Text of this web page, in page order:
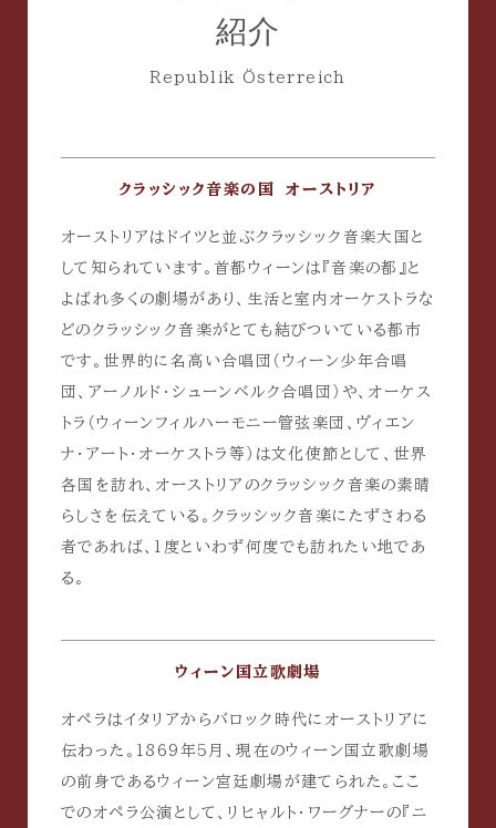
紹介
Republik Österreich
クラッシック音楽の国 オーストリア
オーストリアはドイツと並ぶクラッシック音楽大国と
して知られています。首都ウィーンは『音楽の都』と
よばれ多くの劇場があり、生活と室内オーケストラな
どのクラッシック音楽がとても結びついている都市
です。世界的に名高い合唱団（ウィーン少年合唱
団、アーノルド・シューンベルク合唱団）や、オーケス
トラ（ウィーンフィルハーモニー管弦楽団、ヴィエン
ナ・アート・オーケストラ等）は文化使節として、世界
各国を訪れ、オーストリアのクラッシック音楽の素晴
らしさを伝えている。クラッシック音楽にたずさわる
者であれば、1度といわず何度でも訪れたい地であ
る。
ウィーン国立歌劇場
オペラはイタリアからバロック時代にオーストリアに
伝わった。1869年5月、現在のウィーン国立歌劇場
の前身であるウィーン宮廷劇場が建てられた。ここ
でのオペラ公演として、リヒャルト・ワーグナーの『ニ